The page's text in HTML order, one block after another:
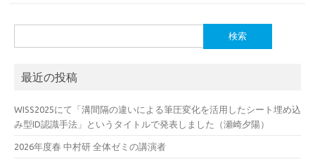
索:
最近の投稿
WISS2025にて「溝間隔の違いによる筆圧変化を活用したシート埋め込
み型ID認識手法」というタイトルで発表しました（瀬崎夕陽）
2026年度春 中村研 全体ゼミの講演者